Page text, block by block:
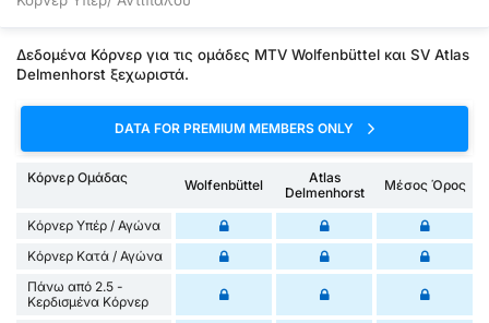
Δεδομένα Κόρνερ για τις ομάδες MTV Wolfenbüttel και SV Atlas
Delmenhorst ξεχωριστά.
DATA FOR PREMIUM MEMBERS ONLY
Κόρνερ Ομάδας Wolfenbüttel
Atlas
Delmenhorst
Μέσος Όρος
Κόρνερ Υπέρ / Αγώνα
Κόρνερ Κατά / Αγώνα
Πάνω από 2.5 -
Κερδισμένα Κόρνερ